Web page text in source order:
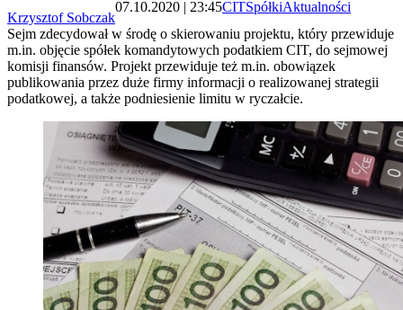
Krzysztof Sobczak
07.10.2020 | 23:45CITSpółkiAktualności
Sejm zdecydował w środę o skierowaniu projektu, który przewiduje
m.in. objęcie spółek komandytowych podatkiem CIT, do sejmowej
komisji finansów. Projekt przewiduje też m.in. obowiązek
publikowania przez duże firmy informacji o realizowanej strategii
podatkowej, a także podniesienie limitu w ryczałcie.